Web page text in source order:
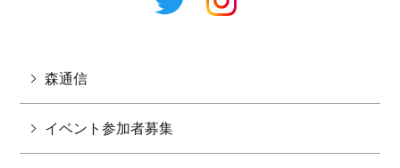
森通信
イベント参加者募集